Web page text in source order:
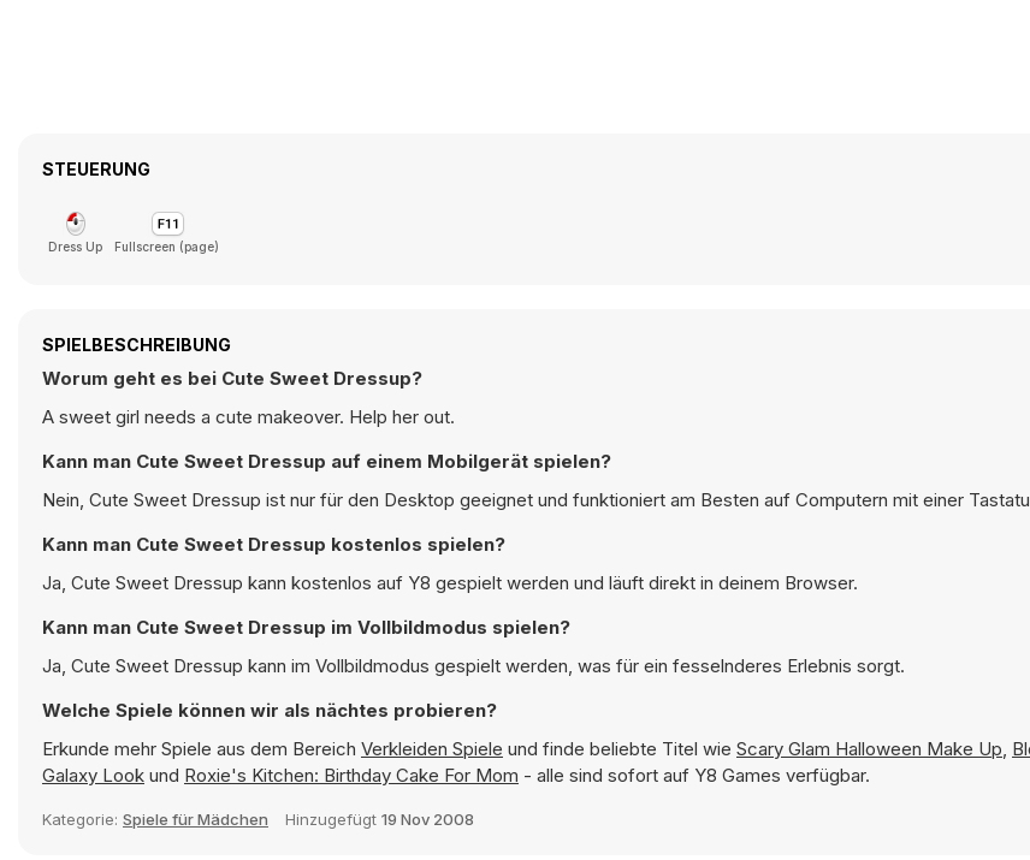
STEUERUNG
Dress Up Fullscreen (page)
SPIELBESCHREIBUNG
Worum geht es bei Cute Sweet Dressup?
A sweet girl needs a cute makeover. Help her out.
Kann man Cute Sweet Dressup auf einem Mobilgerät spielen?
Nein, Cute Sweet Dressup ist nur für den Desktop geeignet und funktioniert am Besten auf Computern mit einer
Kann man Cute Sweet Dressup kostenlos spielen?
Ja, Cute Sweet Dressup kann kostenlos auf Y8 gespielt werden und läuft direkt in deinem Browser.
Kann man Cute Sweet Dressup im Vollbildmodus spielen?
Ja, Cute Sweet Dressup kann im Vollbildmodus gespielt werden, was für ein fesselnderes Erlebnis sorgt.
Welche Spiele können wir als nächtes probieren?
Erkunde mehr Spiele aus dem Bereich Verkleiden Spiele und finde beliebte Titel wie Scary Glam Halloween Make Up,
Galaxy Look und Roxie's Kitchen: Birthday Cake For Mom - alle sind sofort auf Y8 Games verfügbar.
Kategorie: Spiele für Mädchen Hinzugefügt 19 Nov 2008